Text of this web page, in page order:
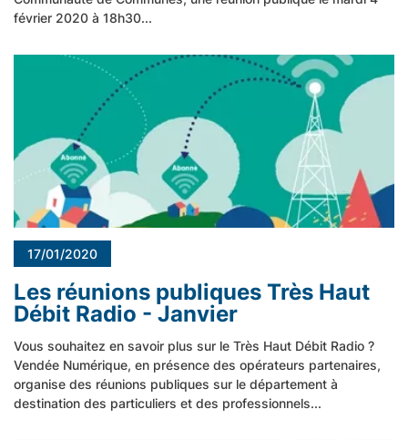
février 2020 à 18h30...
17/01/2020
Les réunions publiques Très Haut
Débit Radio - Janvier
Vous souhaitez en savoir plus sur le Très Haut Débit Radio ?
Vendée Numérique, en présence des opérateurs partenaires,
organise des réunions publiques sur le département à
destination des particuliers et des professionnels...